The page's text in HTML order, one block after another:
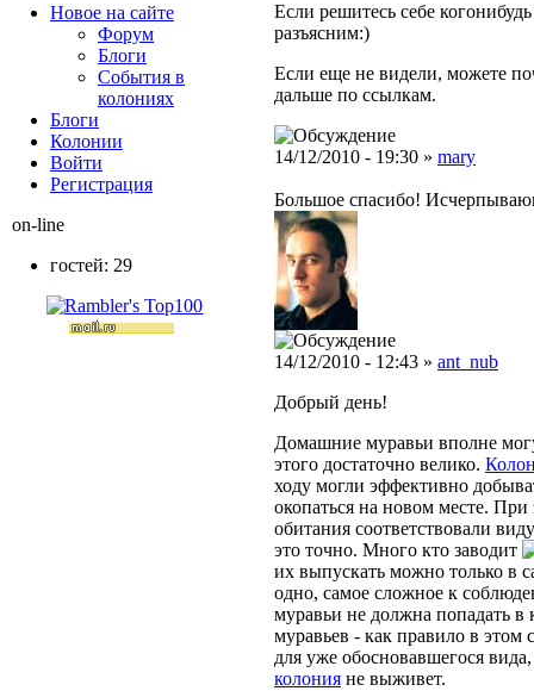
Если решитесь себе
разъясним:)
Если еще не видели, можете
дальше по ссылкам.
14/12/2010 - 19:30 » mary
Большое спасибо!
14/12/2010 - 12:43 » ant_nub
Добрый день!
Домашние муравьи вполне
этого достаточно велико.
ходу могли эффективно
окопаться на новом месте.
обитания соответствовали
это точно. Много кто заводит
их выпускать можно только
одно, самое сложное к
муравьи не должна попадать
муравьев - как правило в
для уже обосновавшегося
колония не выживет.
Новое на сайте
Форум
Блоги
События в
колониях
Блоги
Колонии
Войти
Peгиcтpaция
on-line
гостей: 29